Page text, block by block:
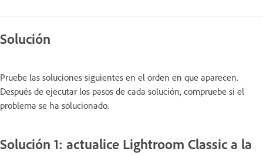
Solución
Pruebe las soluciones siguientes en el orden en que aparecen.
Después de ejecutar los pasos de cada solución, compruebe si el
problema se ha solucionado.
Solución 1: actualice Lightroom Classic a la